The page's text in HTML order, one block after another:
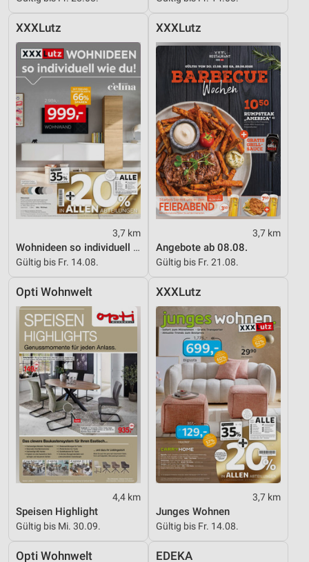
XXXLutz
3,7 km
Wohnideen so individuell wie du!
Gültig bis Fr. 14.08.
XXXLutz
3,7 km
Angebote ab 08.08.
Gültig bis Fr. 21.08.
Opti Wohnwelt
4,4 km
Speisen Highlight
Gültig bis Mi. 30.09.
XXXLutz
3,7 km
Junges Wohnen
Gültig bis Fr. 14.08.
Opti Wohnwelt EDEKA